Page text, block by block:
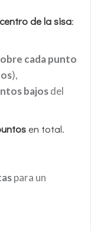
centro de la sisa:
cada punto
),
bajosdel
en total.
para un